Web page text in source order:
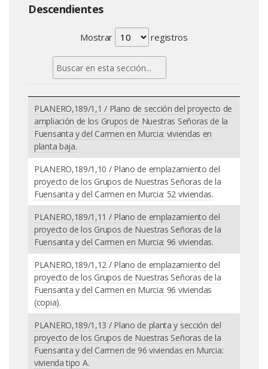
Descendientes
Mostrar registros
PLANERO,189/1,1 / Plano de sección del proyecto de
ampliación de los Grupos de Nuestras Señoras de la
Fuensanta y del Carmen en Murcia: viviendas en
planta baja.
PLANERO,189/1,10 / Plano de emplazamiento del
proyecto de los Grupos de Nuestras Señoras de la
Fuensanta y del Carmen en Murcia: 52 viviendas.
PLANERO,189/1,11 / Plano de emplazamiento del
proyecto de los Grupos de Nuestras Señoras de la
Fuensanta y del Carmen en Murcia: 96 viviendas.
PLANERO,189/1,12 / Plano de emplazamiento del
proyecto de los Grupos de Nuestras Señoras de la
Fuensanta y del Carmen en Murcia: 96 viviendas
(copia).
PLANERO,189/1,13 / Plano de planta y sección del
proyecto de los Grupos de Nuestras Señoras de la
Fuensanta y del Carmen de 96 viviendas en Murcia:
vivienda tipo A.